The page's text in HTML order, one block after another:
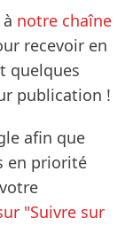
notre chaîne
recevoir en
quelques
publication !
afin que
en priorité
"Suivre sur